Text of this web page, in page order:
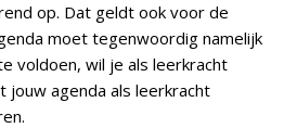
op. Dat geldt ook voor de
moet tegenwoordig namelijk
voldoen, wil je als leerkracht
jouw agenda als leerkracht